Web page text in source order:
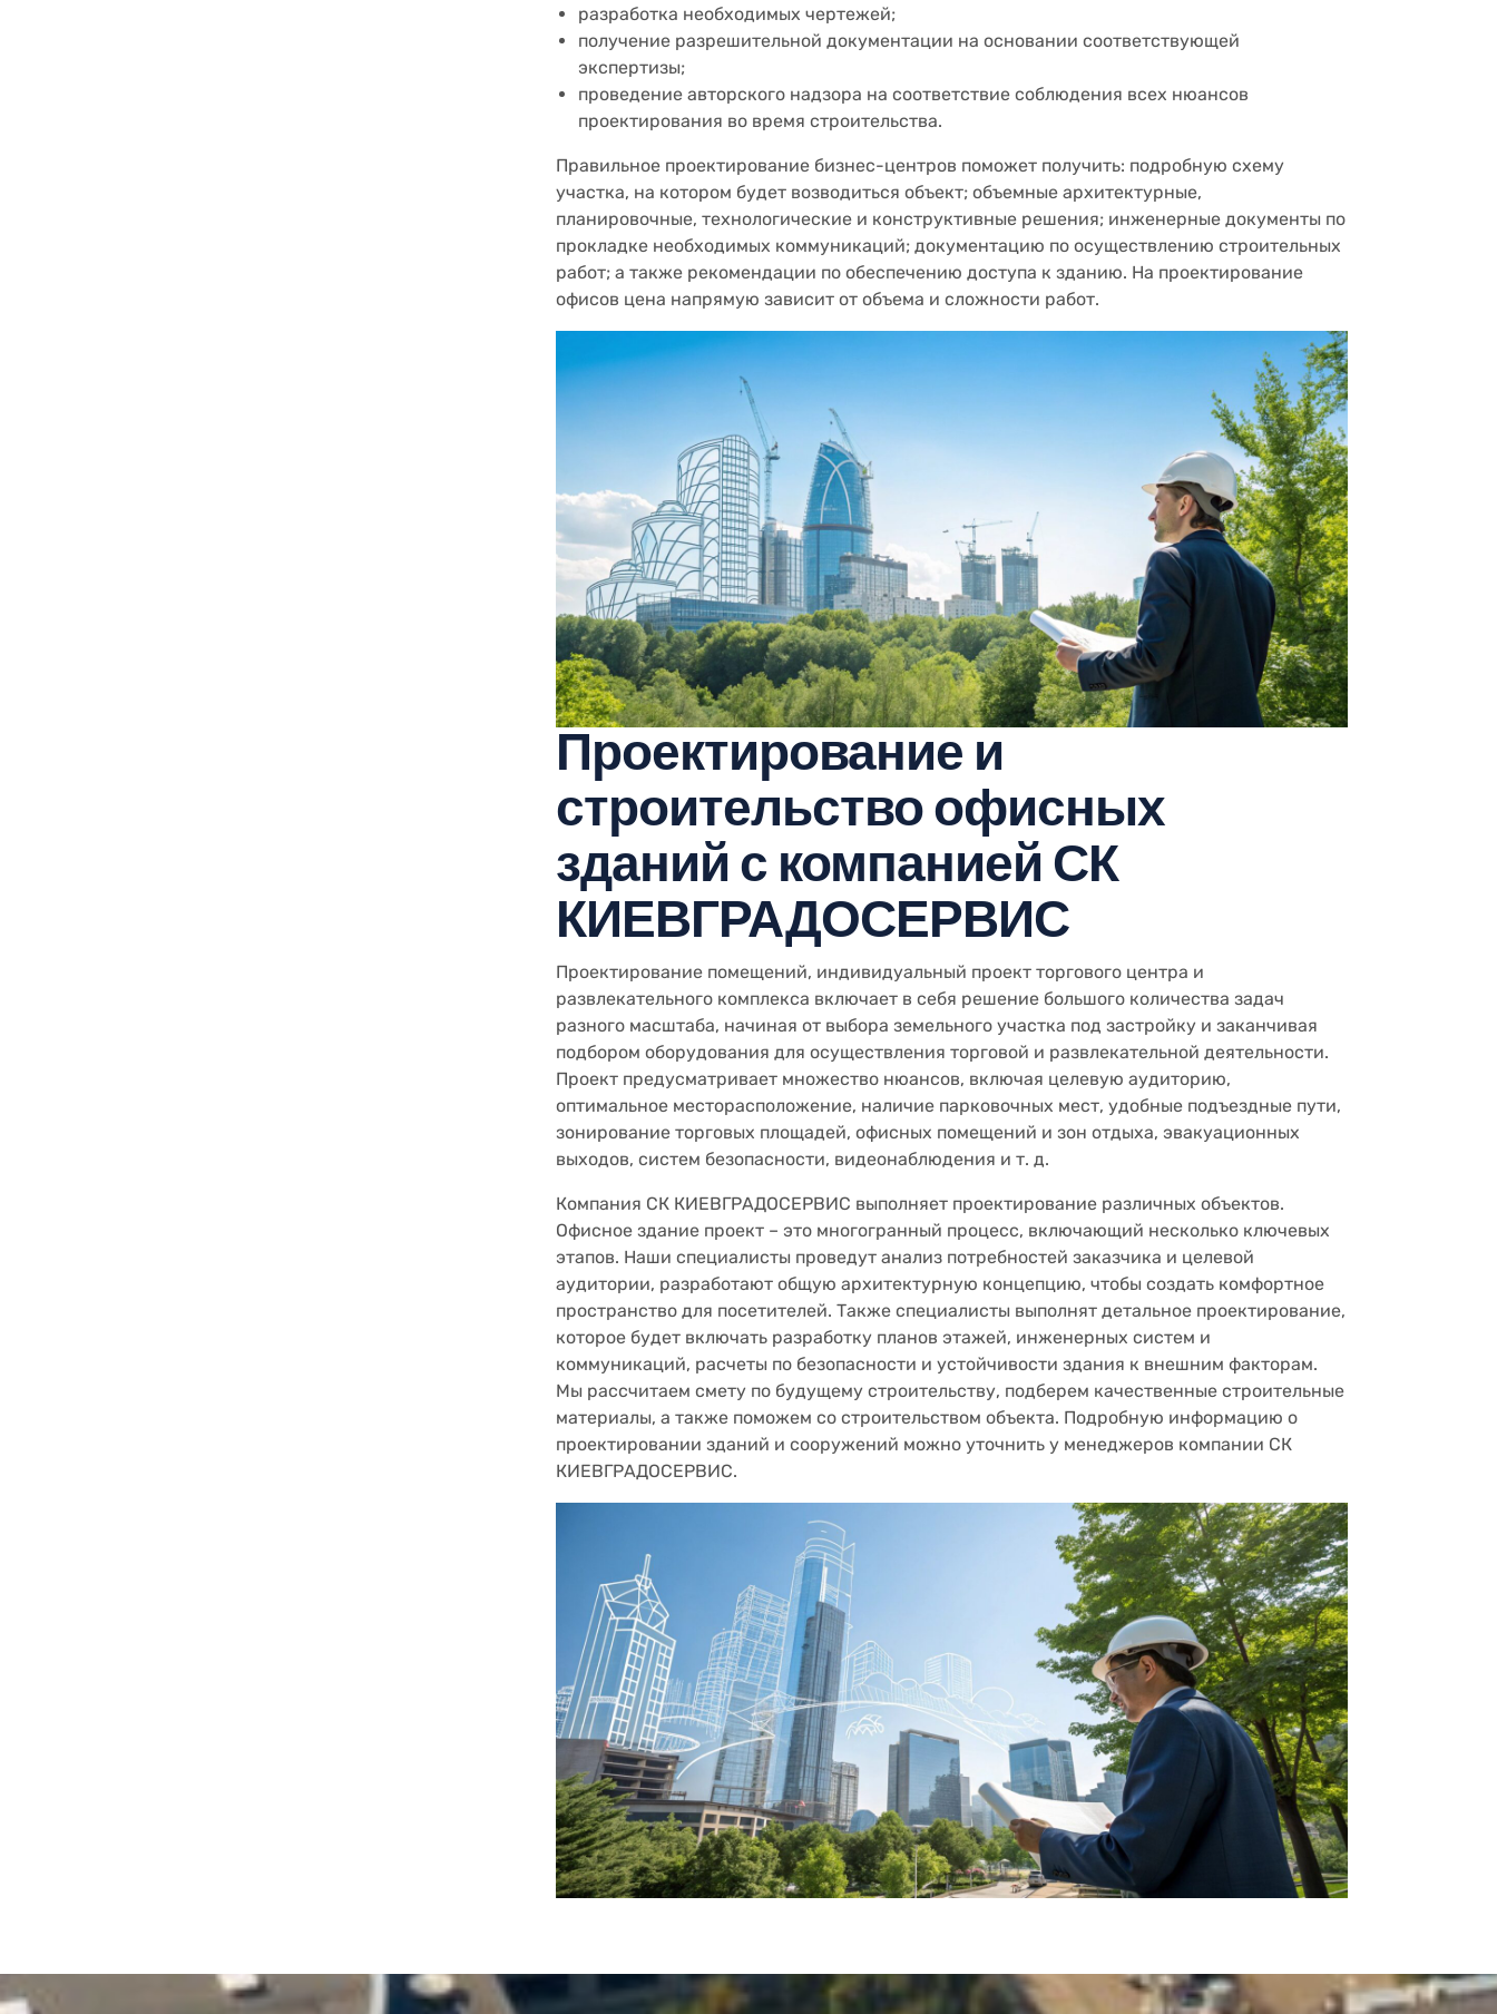
разработка необходимых чертежей;
получение разрешительной документации на основании соответствующей
экспертизы;
проведение авторского надзора на соответствие соблюдения всех нюансов
проектирования во время строительства.
Правильное проектирование бизнес-центров поможет получить: подробную схему
участка, на котором будет возводиться объект; объемные архитектурные,
планировочные, технологические и конструктивные решения; инженерные документы по
прокладке необходимых коммуникаций; документацию по осуществлению строительных
работ; а также рекомендации по обеспечению доступа к зданию. На проектирование
офисов цена напрямую зависит от объема и сложности работ.
Проектирование и
строительство офисных
зданий с компанией СК
КИЕВГРАДОСЕРВИС
Проектирование помещений, индивидуальный проект торгового центра и
развлекательного комплекса включает в себя решение большого количества задач
разного масштаба, начиная от выбора земельного участка под застройку и заканчивая
подбором оборудования для осуществления торговой и развлекательной деятельности.
Проект предусматривает множество нюансов, включая целевую аудиторию,
оптимальное месторасположение, наличие парковочных мест, удобные подъездные пути,
зонирование торговых площадей, офисных помещений и зон отдыха, эвакуационных
выходов, систем безопасности, видеонаблюдения и т. д.
Компания СК КИЕВГРАДОСЕРВИС выполняет проектирование различных объектов.
Офисное здание проект – это многогранный процесс, включающий несколько ключевых
этапов. Наши специалисты проведут анализ потребностей заказчика и целевой
аудитории, разработают общую архитектурную концепцию, чтобы создать комфортное
пространство для посетителей. Также специалисты выполнят детальное проектирование,
которое будет включать разработку планов этажей, инженерных систем и
коммуникаций, расчеты по безопасности и устойчивости здания к внешним факторам.
Мы рассчитаем смету по будущему строительству, подберем качественные строительные
материалы, а также поможем со строительством объекта. Подробную информацию о
проектировании зданий и сооружений можно уточнить у менеджеров компании СК
КИЕВГРАДОСЕРВИС.